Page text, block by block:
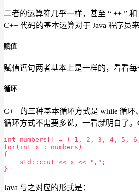
二者的运算符几乎一样，甚至 “ ++ ”
C++ 代码的基本运算对于 Java 程序员
赋值
赋值语句两者基本上是一样的，看看每
循环
C++ 的三种基本循环方式是 while 循环
循环方式不需要多说，一看就明白了。
int numbers[] = { 1, 2, 3, 4, 5,
for(int x : numbers)
{
    std::cout << x << ",";
Java 与之对应的形式是：